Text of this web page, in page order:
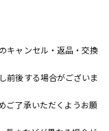
キャンセル・返品・交換
前後する場合がございま
ご了承いただくようお願